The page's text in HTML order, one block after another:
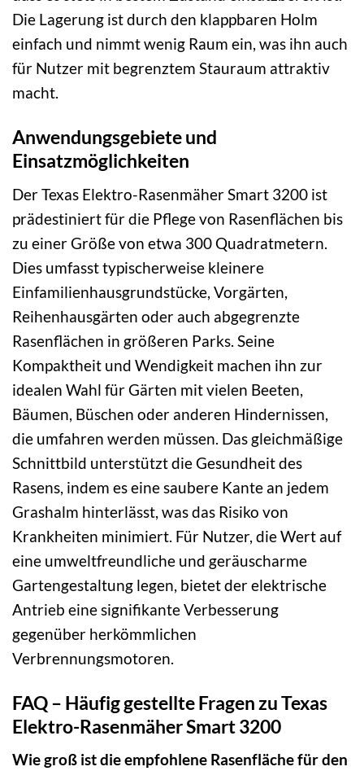
Die Lagerung ist durch den klappbaren Holm
einfach und nimmt wenig Raum ein, was ihn auch
für Nutzer mit begrenztem Stauraum attraktiv
macht.
Anwendungsgebiete und
Einsatzmöglichkeiten
Der Texas Elektro-Rasenmäher Smart 3200 ist
prädestiniert für die Pflege von Rasenflächen bis
zu einer Größe von etwa 300 Quadratmetern.
Dies umfasst typischerweise kleinere
Einfamilienhausgrundstücke, Vorgärten,
Reihenhausgärten oder auch abgegrenzte
Rasenflächen in größeren Parks. Seine
Kompaktheit und Wendigkeit machen ihn zur
idealen Wahl für Gärten mit vielen Beeten,
Bäumen, Büschen oder anderen Hindernissen,
die umfahren werden müssen. Das gleichmäßige
Schnittbild unterstützt die Gesundheit des
Rasens, indem es eine saubere Kante an jedem
Grashalm hinterlässt, was das Risiko von
Krankheiten minimiert. Für Nutzer, die Wert auf
eine umweltfreundliche und geräuscharme
Gartengestaltung legen, bietet der elektrische
Antrieb eine signifikante Verbesserung
gegenüber herkömmlichen
Verbrennungsmotoren.
FAQ – Häufig gestellte Fragen zu Texas
Elektro-Rasenmäher Smart 3200
Wie groß ist die empfohlene Rasenfläche für den